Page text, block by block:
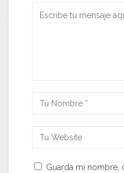
Guarda mi